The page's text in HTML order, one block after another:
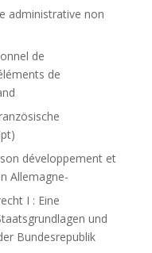
administrative non
de
de
développement et
Allemagne-
I : Eine
und
Bundesrepublik